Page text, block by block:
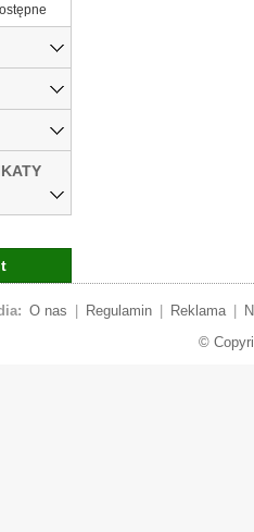
O nas Regulamin Reklama
©